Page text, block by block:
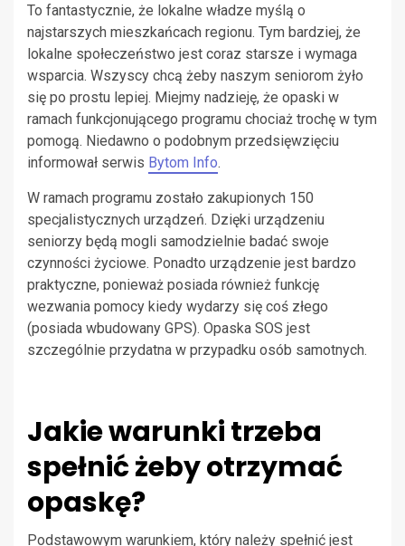
To fantastycznie, że lokalne władze myślą o
najstarszych mieszkańcach regionu. Tym bardziej, że
lokalne społeczeństwo jest coraz starsze i wymaga
wsparcia. Wszyscy chcą żeby naszym seniorom żyło
się po prostu lepiej. Miejmy nadzieję, że opaski w
ramach funkcjonującego programu chociaż trochę w tym
pomogą. Niedawno o podobnym przedsięwzięciu
informował serwis Bytom Info.
W ramach programu zostało zakupionych 150
specjalistycznych urządzeń. Dzięki urządzeniu
seniorzy będą mogli samodzielnie badać swoje
czynności życiowe. Ponadto urządzenie jest bardzo
praktyczne, ponieważ posiada również funkcję
wezwania pomocy kiedy wydarzy się coś złego
(posiada wbudowany GPS). Opaska SOS jest
szczególnie przydatna w przypadku osób samotnych.
Jakie warunki trzeba
spełnić żeby otrzymać
opaskę?
Podstawowym warunkiem, który należy spełnić jest